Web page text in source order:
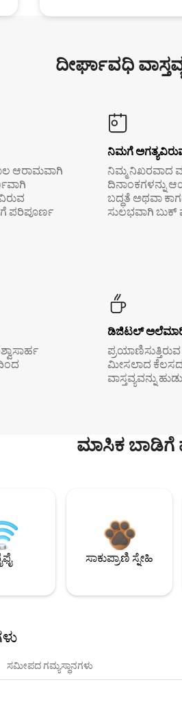
ದೀರ್ಘಾವಧಿ
ಆರಾಮವಾಗಿ
ಪರಿಪೂರ್ಣ
ನಿಮಗೆ
ನಿಮ್ಮ
ದಿನಾಂಕಗಳನ್ನು
ಬದ್ಧತೆ ಅಥವಾ
ಸುಲಭವಾಗಿ ಬುಕ್
ಡಿಜಿಟಲ್
ಪ್ರಯಾಣಿಸುತ್ತಿರುವ
ಮೀಸಲಾದ ಕೆಲಸದ
ವಾಸ್ತವ್ಯವನ್ನು
ಮಾಸಿಕ ಬಾಡಿಗೆ
ಸಾಕುಪ್ರಾಣಿ ಸ್ನೇಹಿ
ಸಮೀಪದ ಗಮ್ಯಸ್ಥಾನಗಳು